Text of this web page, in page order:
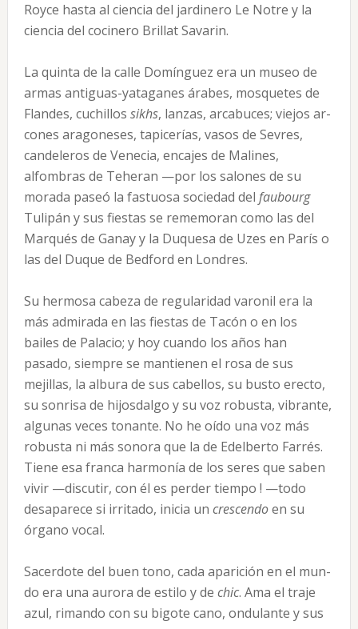
Royce hasta al ciencia del jardinero Le Notre y la
ciencia del cocinero Brillat­ Savarin.
La quinta de la calle Domínguez era un museo de
armas antiguas-yataganes árabes, mosquetes de
Flandes, cuchillos sikhs, lanzas, arcabuces; viejos ar­
cones aragoneses, tapicerías, vasos de Sevres,
candele­ros de Venecia, encajes de Malines,
alfombras de Te­heran —por los salones de su
morada paseó la fastuosa sociedad del faubourg
Tulipán y sus fiestas se reme­moran como las del
Marqués de Ganay y la Duquesa de Uzes en París o
las del Duque de Bedford en Lon­dres.
Su hermosa cabeza de regularidad varonil era la
más admirada en las fiestas de Tacón o en los
bailes de Palacio; y hoy cuando los años han
pasado, siem­pre se mantienen el rosa de sus
mejillas, la albura de sus cabellos, su busto erecto,
su sonrisa de hijosdalgo y su voz robusta, vibrante,
algunas veces tonante. No he oído una voz más
robusta ni más sonora que la de Edel­berto Farrés.
Tiene esa franca harmonía de los seres que saben
vivir —discutir, con él es perder tiempo ! —todo
desaparece si irritado, inicia un crescendoen su
órgano vocal.
Sacerdote del buen tono, cada aparición en el mun­
do era una aurora de estilo y de chic. Ama el traje
azul, rimando con su bigote cano, ondulante y sus